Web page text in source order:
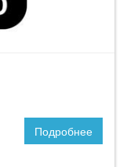
Подробнее